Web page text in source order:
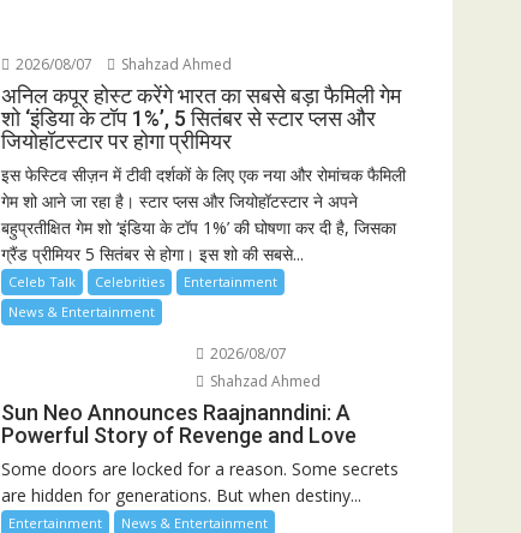
2026/08/07 Shahzad Ahmed
अनिल कपूर होस्ट करेंगे भारत का सबसे बड़ा फैमिली गेम
शो ‘इंडिया के टॉप 1%’, 5 सितंबर से स्टार प्लस और
जियोहॉटस्टार पर होगा प्रीमियर
इस फेस्टिव सीज़न में टीवी दर्शकों के लिए एक नया और रोमांचक फैमिली
गेम शो आने जा रहा है। स्टार प्लस और जियोहॉटस्टार ने अपने
बहुप्रतीक्षित गेम शो ‘इंडिया के टॉप 1%’ की घोषणा कर दी है, जिसका
ग्रैंड प्रीमियर 5 सितंबर से होगा। इस शो की सबसे...
Celeb Talk Celebrities
Entertainment
News & Entertainment
2026/08/07
Shahzad Ahmed
Sun Neo Announces Raajnanndini: A
Powerful Story of Revenge and Love
Some doors are locked for a reason. Some secrets
are hidden for generations. But when destiny...
Entertainment News & Entertainment